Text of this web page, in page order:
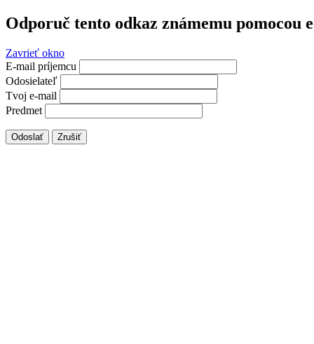
Odporuč tento odkaz známemu pomocou
Zavrieť okno
E-mail príjemcu
Odosielateľ
Tvoj e-mail
Predmet
Odoslať Zrušiť